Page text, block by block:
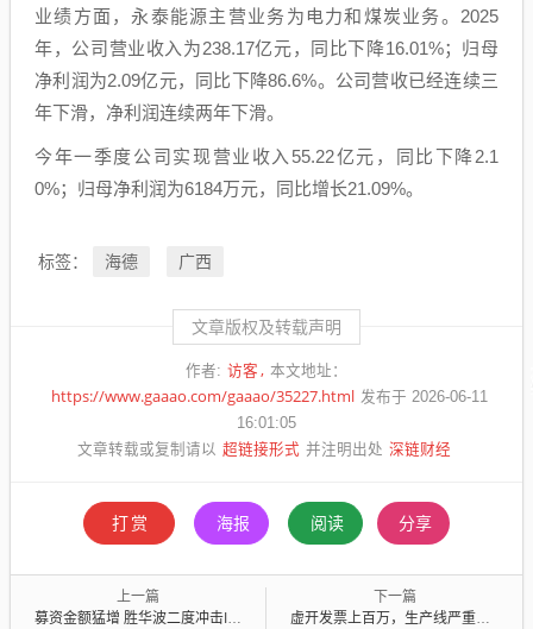
业绩方面，永泰能源主营业务为电力和煤炭业务。2025
年，公司营业收入为238.17亿元，同比下降16.01%；归母
净利润为2.09亿元，同比下降86.6%。公司营收已经连续三
年下滑，净利润连续两年下滑。
今年一季度公司实现营业收入55.22亿元，同比下降2.1
0%；归母净利润为6184万元，同比增长21.09%。
标签： 海德 广西
文章版权及转载声明
作者: 访客 本文地址：
https://www.gaaao.com/gaaao/35227.html 发布于 2026-06-11
16:01:05
文章转载或复制请以 超链接形式 并注明出处 深链财经
打赏 海报 阅读 分享
上一篇
募资金额猛增 胜华波二度冲击IPO
下一篇
虚开发票上百万，生产线严重缺陷，药企被踢出集采